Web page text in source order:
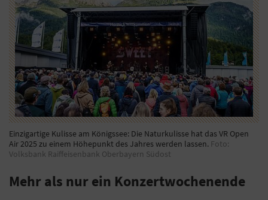
Einzigartige Kulisse am Königssee: Die Naturkulisse hat das VR Open
Air 2025 zu einem Höhepunkt des Jahres werden lassen. Foto:
Volksbank Raiffeisenbank Oberbayern Südost
Mehr als nur ein Konzertwochenende